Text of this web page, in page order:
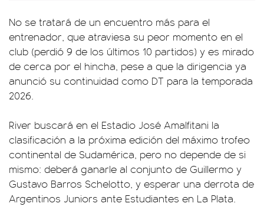
No se tratará de un encuentro más para el
entrenador, que atraviesa su peor momento en el
club (perdió 9 de los últimos 10 partidos) y es mirado
de cerca por el hincha, pese a que la dirigencia ya
anunció su continuidad como DT para la temporada
2026.
River buscará en el Estadio José Amalfitani la
clasificación a la próxima edición del máximo trofeo
continental de Sudamérica, pero no depende de si
mismo: deberá ganarle al conjunto de Guillermo y
Gustavo Barros Schelotto, y esperar una derrota de
Argentinos Juniors ante Estudiantes en La Plata.